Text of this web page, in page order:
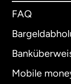
FAQ
Mobile